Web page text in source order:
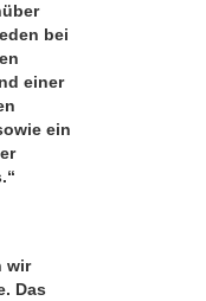
bei
einer
ein
wir
Das